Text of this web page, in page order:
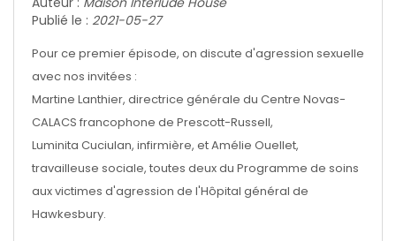
Publié le : 2021-05-27
Pour ce premier épisode, on discute d'agression sexuelle
avec nos invitées :
Martine Lanthier, directrice générale du Centre Novas-
CALACS francophone de Prescott-Russell,
Luminita Cuciulan, infirmière, et Amélie Ouellet,
travailleuse sociale, toutes deux du Programme de soins
aux victimes d'agression de l'Hôpital général de
Hawkesbury.